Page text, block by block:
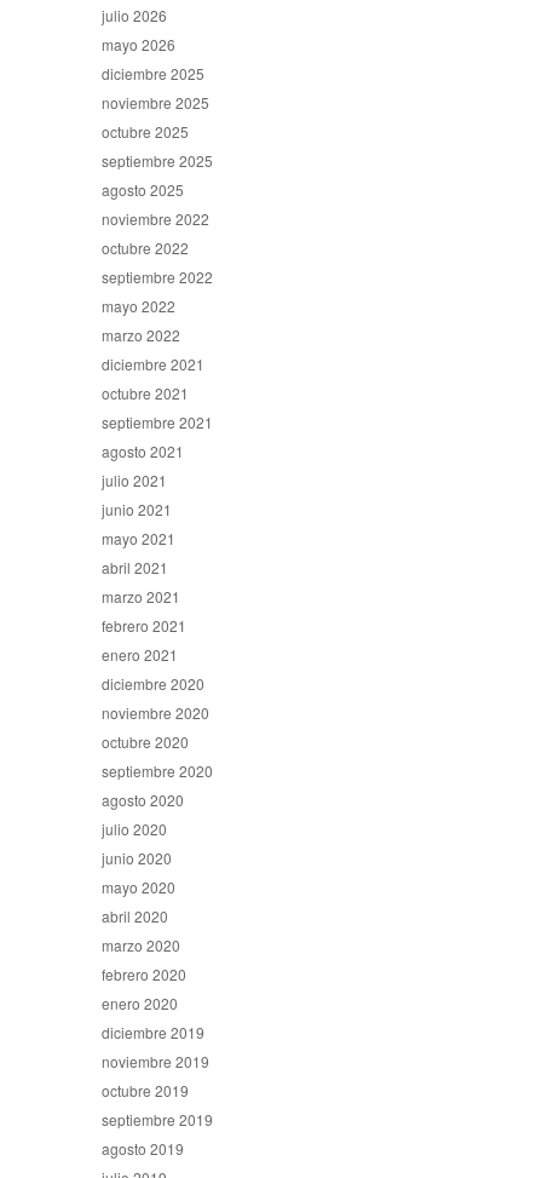
julio 2026
mayo 2026
diciembre 2025
noviembre 2025
octubre 2025
septiembre 2025
agosto 2025
noviembre 2022
octubre 2022
septiembre 2022
mayo 2022
marzo 2022
diciembre 2021
octubre 2021
septiembre 2021
agosto 2021
julio 2021
junio 2021
mayo 2021
abril 2021
marzo 2021
febrero 2021
enero 2021
diciembre 2020
noviembre 2020
octubre 2020
septiembre 2020
agosto 2020
julio 2020
junio 2020
mayo 2020
abril 2020
marzo 2020
febrero 2020
enero 2020
diciembre 2019
noviembre 2019
octubre 2019
septiembre 2019
agosto 2019